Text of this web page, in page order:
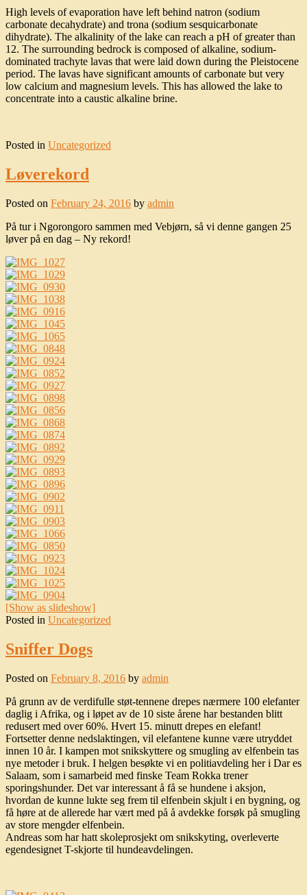
High levels of evaporation have left behind natron (sodium
carbonate decahydrate) and trona (sodium sesquicarbonate
dihydrate). The alkalinity of the lake can reach a pH of greater than
12. The surrounding bedrock is composed of alkaline, sodium-
dominated trachyte lavas that were laid down during the Pleistocene
period. The lavas have significant amounts of carbonate but very
low calcium and magnesium levels. This has allowed the lake to
concentrate into a caustic alkaline brine.
Posted in Uncategorized
Løverekord
Posted on February 24, 2016 by admin
På tur i Ngorongoro sammen med Vebjørn, så vi denne gangen 25
løver på en dag – Ny rekord!
[Show as slideshow]
Posted in Uncategorized
Sniffer Dogs
Posted on February 8, 2016 by admin
På grunn av de verdifulle støt-tennene drepes nærmere 100 elefanter
daglig i Afrika, og i løpet av de 10 siste årene har bestanden blitt
redusert med over 60%. Hvert 15. minutt drepes en elefant!
Fortsetter denne nedslaktingen, vil elefantene kunne være utryddet
innen 10 år. I kampen mot snikskyttere og smugling av elfenbein tas
nye metoder i bruk. I helgen besøkte vi en politiavdeling her i Dar es
Salaam, som i samarbeid med finske Team Rokka trener
sporingshunder. Det var interessant å få se hundene i aksjon,
hvordan de kunne lukte seg frem til elfenbein skjult i en bygning, og
få høre at de allerede har vært med på å avdekke forsøk på smugling
av store mengder elfenbein.
Andreas som har hatt skoleprosjekt om snikskyting, overleverte
egendesignet T-skjorte til hundeavdelingen.